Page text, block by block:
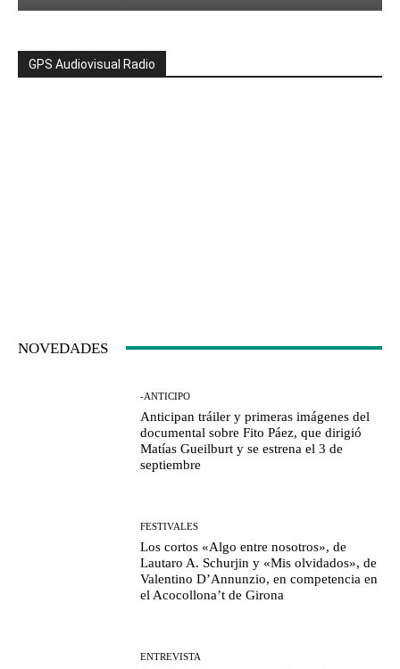
GPS Audiovisual Radio
NOVEDADES
-ANTICIPO
Anticipan tráiler y primeras imágenes del
documental sobre Fito Páez, que dirigió
Matías Gueilburt y se estrena el 3 de
septiembre
FESTIVALES
Los cortos «Algo entre nosotros», de
Lautaro A. Schurjin y «Mis olvidados», de
Valentino D’Annunzio, en competencia en
el Acocollona’t de Girona
ENTREVISTA